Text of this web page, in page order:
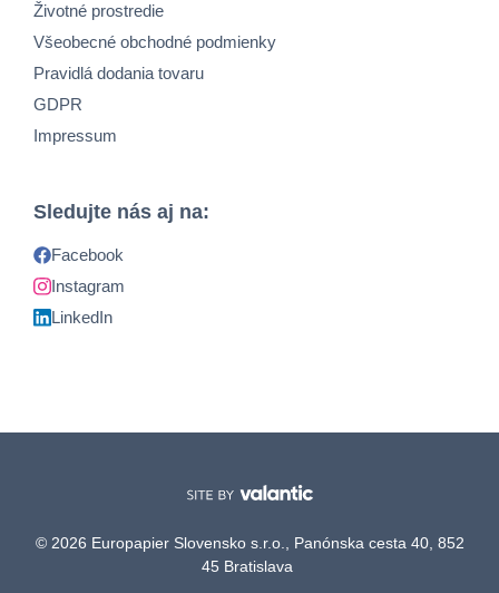
Životné prostredie
Všeobecné obchodné podmienky
Pravidlá dodania tovaru
GDPR
Impressum
Sledujte nás aj na:
Facebook
Instagram
LinkedIn
© 2026 Europapier Slovensko s.r.o., Panónska cesta 40, 852
45 Bratislava